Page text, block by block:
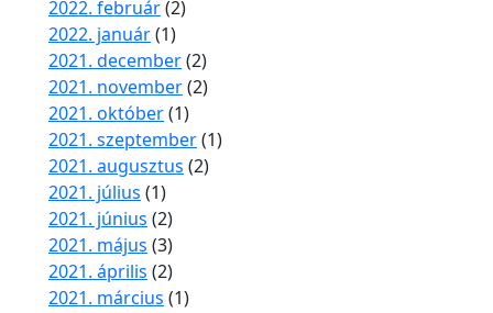
2022. február(2)
2022. január(1)
2021. december(2)
2021. november(2)
2021. október(1)
2021. szeptember(1)
2021. augusztus (2)
2021. július (1)
2021. június (2)
2021. május (3)
2021. április (2)
2021. március (1)